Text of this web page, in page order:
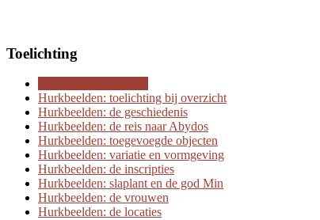
Toelichting
Hurkbeelden: toelichting bij overzicht
Hurkbeelden: de geschiedenis
Hurkbeelden: de reis naar Abydos
Hurkbeelden: toegevoegde objecten
Hurkbeelden: variatie en vormgeving
Hurkbeelden: de inscripties
Hurkbeelden: slaplant en de god Min
Hurkbeelden: de vrouwen
Hurkbeelden: de locaties